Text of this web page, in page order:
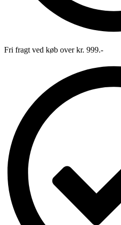
Fri fragt ved køb over kr. 999.-